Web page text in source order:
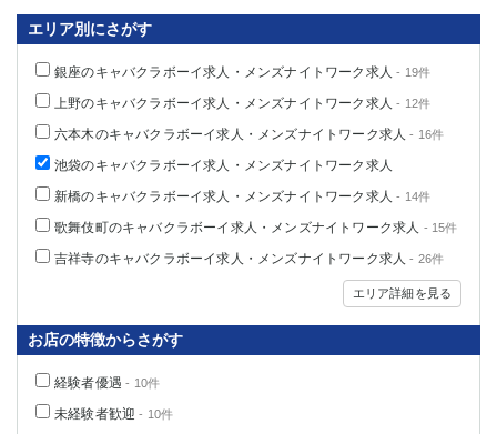
エリア別にさがす
銀座のキャバクラボーイ求人・メンズナイトワーク求人 - 19件
上野のキャバクラボーイ求人・メンズナイトワーク求人 - 12件
六本木のキャバクラボーイ求人・メンズナイトワーク求人 - 16件
池袋のキャバクラボーイ求人・メンズナイトワーク求人
新橋のキャバクラボーイ求人・メンズナイトワーク求人 - 14件
歌舞伎町のキャバクラボーイ求人・メンズナイトワーク求人 - 15件
吉祥寺のキャバクラボーイ求人・メンズナイトワーク求人 - 26件
エリア詳細を見る
お店の特徴からさがす
経験者優遇 - 10件
未経験者歓迎 - 10件